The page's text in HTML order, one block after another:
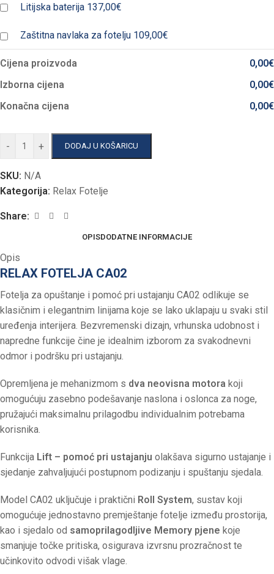
Litijska baterija 137,00€
Zaštitna navlaka za fotelju 109,00€
Cijena proizvoda 0,00€
Izborna cijena
0,00€
Konačna cijena
0,00€
- + DODAJ U KOŠARICU
SKU: N/A
Kategorija: Relax Fotelje
Share:
OPISDODATNE INFORMACIJE
Opis
RELAX FOTELJA CA02
Fotelja za opuštanje i pomoć pri ustajanju CA02 odlikuje se
klasičnim i elegantnim linijama koje se lako uklapaju u svaki stil
uređenja interijera. Bezvremenski dizajn, vrhunska udobnost i
napredne funkcije čine je idealnim izborom za svakodnevni
odmor i podršku pri ustajanju.
Opremljena je mehanizmom s dva neovisna motora koji
omogućuju zasebno podešavanje naslona i oslonca za noge,
pružajući maksimalnu prilagodbu individualnim potrebama
korisnika.
Funkcija Lift – pomoć pri ustajanju olakšava sigurno ustajanje i
sjedanje zahvaljujući postupnom podizanju i spuštanju sjedala.
Model CA02 uključuje i praktični Roll System, sustav koji
omogućuje jednostavno premještanje fotelje između prostorija,
kao i sjedalo od samoprilagodljive Memory pjene koje
smanjuje točke pritiska, osigurava izvrsnu prozračnost te
učinkovito odvodi višak vlage.